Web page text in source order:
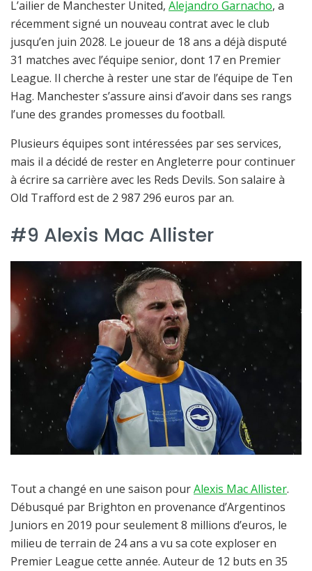
L’ailier de Manchester United, Alejandro Garnacho, a
récemment signé un nouveau contrat avec le club
jusqu’en juin 2028. Le joueur de 18 ans a déjà disputé
31 matches avec l’équipe senior, dont 17 en Premier
League. Il cherche à rester une star de l’équipe de Ten
Hag. Manchester s’assure ainsi d’avoir dans ses rangs
l’une des grandes promesses du football.
Plusieurs équipes sont intéressées par ses services,
mais il a décidé de rester en Angleterre pour continuer
à écrire sa carrière avec les Reds Devils. Son salaire à
Old Trafford est de 2 987 296 euros par an.
#9 Alexis Mac Allister
Tout a changé en une saison pourAlexis Mac Allister.
Débusqué par Brighton en provenance d’Argentinos
Juniors en 2019 pour seulement 8 millions d’euros, le
milieu de terrain de 24 ans a vu sa cote exploser en
Premier League cette année. Auteur de 12 buts en 35